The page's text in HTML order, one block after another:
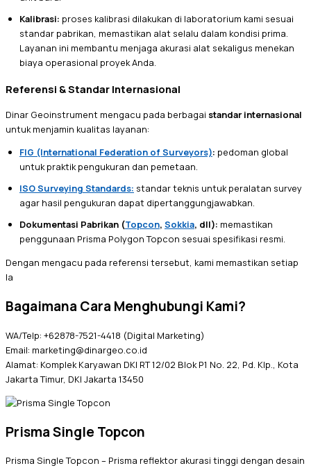
Kalibrasi: proses kalibrasi dilakukan di laboratorium kami sesuai
standar pabrikan, memastikan alat selalu dalam kondisi prima.
Layanan ini membantu menjaga akurasi alat sekaligus menekan
biaya operasional proyek Anda.
Referensi & Standar Internasional
Dinar Geoinstrument mengacu pada berbagai standar internasional
untuk menjamin kualitas layanan:
FIG (International Federation of Surveyors): pedoman global
untuk praktik pengukuran dan pemetaan.
ISO Surveying Standards: standar teknis untuk peralatan survey
agar hasil pengukuran dapat dipertanggungjawabkan.
Dokumentasi Pabrikan (Topcon, Sokkia, dll): memastikan
penggunaan Prisma Polygon Topcon sesuai spesifikasi resmi.
Dengan mengacu pada referensi tersebut, kami memastikan setiap
la
Bagaimana Cara Menghubungi Kami?
WA/Telp: +62878-7521-4418 (Digital Marketing)
Email: marketing@dinargeo.co.id
Alamat: Komplek Karyawan DKI RT 12/02 Blok P1 No. 22, Pd. Klp., Kota
Jakarta Timur, DKI Jakarta 13450
Prisma Single Topcon
Prisma Single Topcon – Prisma reflektor akurasi tinggi dengan desain